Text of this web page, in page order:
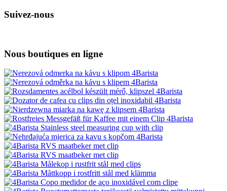
Suivez-nous
Nous boutiques en ligne